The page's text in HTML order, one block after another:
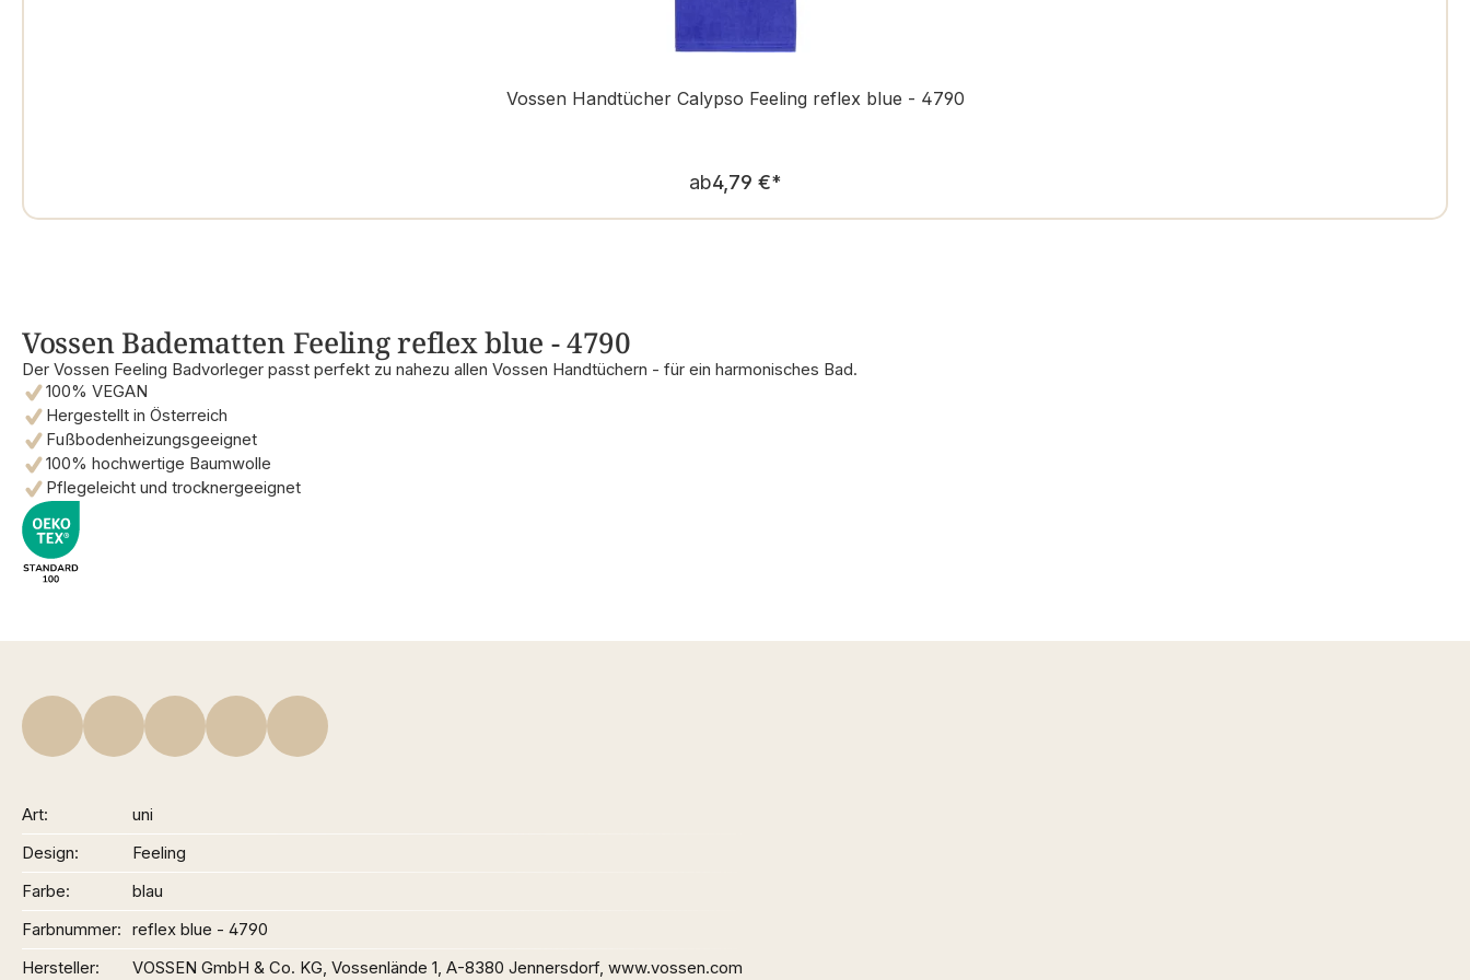
Vossen Handtücher Calypso Feeling reflex blue - 4790
Regulärer Preis:
ab4,79 €*
Vossen Badematten Feeling reflex blue - 4790
Der Vossen Feeling Badvorleger passt perfekt zu nahezu allen Vossen Handtüchern - für ein harmonisches Bad.
100% VEGAN
Hergestellt in Österreich
Fußbodenheizungsgeeignet
100% hochwertige Baumwolle
Pflegeleicht und trocknergeeignet
Art
uni
Design
Feeling
Farbe
blau
Farbnummer
reflex blue - 4790
Hersteller
VOSSEN GmbH & Co. KG, Vossenlände 1, A-8380 Jennersdorf, www.vossen.com